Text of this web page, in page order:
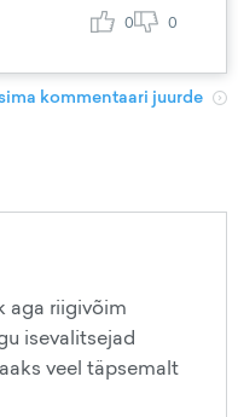
0 0
kommentaari juurde
aga riigivõim
isevalitsejad
veel täpsemalt